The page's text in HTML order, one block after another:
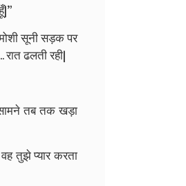
सूनी सड़क पर
ढलती रही|
तब तक खड़ा
तुझे प्यार करता